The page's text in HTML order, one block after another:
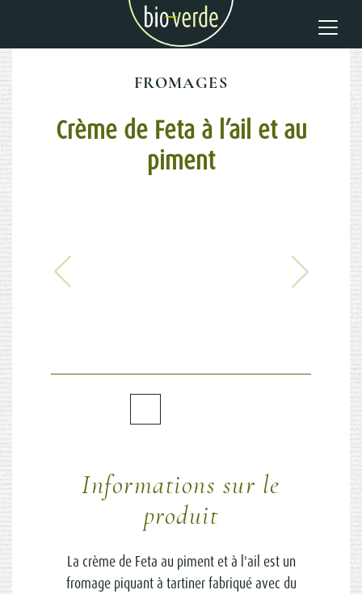
FROMAGES
Crème de Feta à l’ail et au
piment
Informations sur le
produit
La crème de Feta au piment et à l'ail est un
fromage piquant à tartiner fabriqué avec du